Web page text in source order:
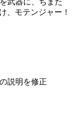
武器に、ちまた
、モテンジャー！
説明を修正